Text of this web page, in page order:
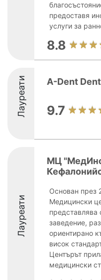
предоставя
услуги за
8.8
Лауреати A-Dent
9.7
Лауреати
МЦ
Основан през
Медицински
представлява
заведение,
ориентирано
висок
Центърът
медицински